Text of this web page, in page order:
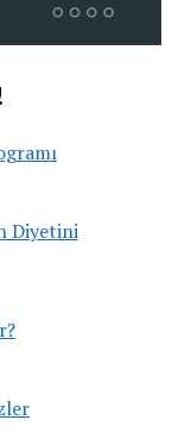
Diyetini